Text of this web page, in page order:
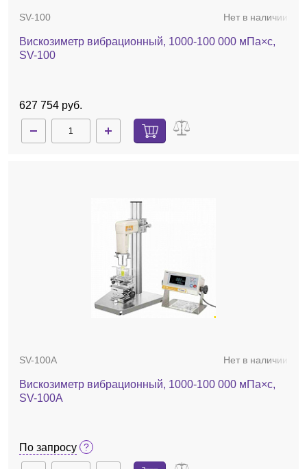
SV-100 Нет в наличии
Вискозиметр вибрационный, 1000-100 000 мПа×с,
SV-100
627 754 руб.
SV-100A Нет в наличии
Вискозиметр вибрационный, 1000-100 000 мПа×с,
SV-100A
По запросу